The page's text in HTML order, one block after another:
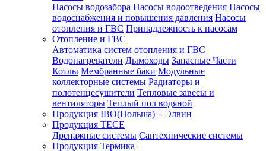
Насосы водозабора Насосы водоотведения Насосы
водоснабжения и повышения давления Насосы
отопления и ГВС Принадлежность к насосам
Отопление и ГВС
Автоматика систем отопления и ГВС
Водонагреватели Дымоходы Запасные Части
Котлы Мембранные баки Модульные
коллекторные системы Радиаторы и
полотенцесушители Тепловые завесы и
вентиляторы Теплый пол водяной
Продукция IBO(Польша) + Элвин
Продукция TECE
Дренажные системы Сантехнические системы
Продукция Термика